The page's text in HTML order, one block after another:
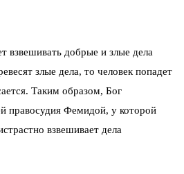
взвешивать добрые и злые дела
злые дела, то человек попадет
Таким образом, Бог
правосудия Фемидой, у которой
взвешивает дела